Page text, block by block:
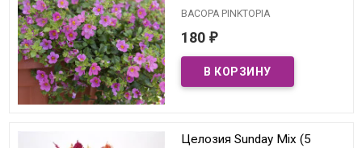
BACOPA PINKTOPIA
180 ₽
Целозия Sunday Mix (5